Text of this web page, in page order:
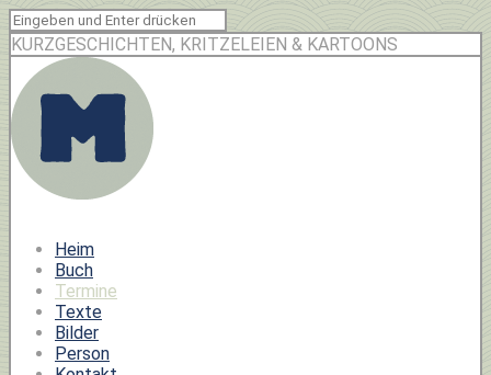
KURZGESCHICHTEN, KRITZELEIEN & KARTOONS
Heim
Buch
Termine
Texte
Bilder
Person